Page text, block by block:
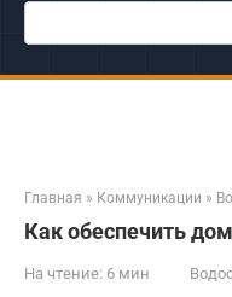
Поиск:
Главная » Коммуникации »
Как обеспечить
На чтение: 6 мин